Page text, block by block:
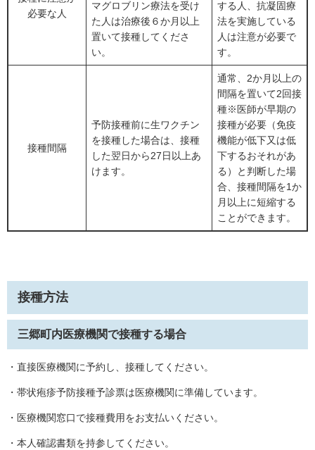
必要な人
マグロブリン療法を受け
た人は治療後６か月以上
置いて接種してくださ
い。
する人、抗凝固療
法を実施している
人は注意が必要で
す。
接種間隔
予防接種前に生ワクチン
を接種した場合は、接種
した翌日から27日以上あ
けます。
通常、2か月以上の
間隔を置いて2回接
種※医師が早期の
接種が必要（免疫
機能が低下又は低
下するおそれがあ
る）と判断した場
合、接種間隔を1か
月以上に短縮する
ことができます。
接種方法
三郷町内医療機関で接種する場合
・直接医療機関に予約し、接種してください。
・帯状疱疹予防接種予診票は医療機関に準備しています。
・医療機関窓口で接種費用をお支払いください。
・本人確認書類を持参してください。